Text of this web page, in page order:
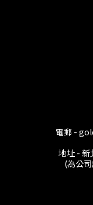
電郵 -
地址 - 新
(為公